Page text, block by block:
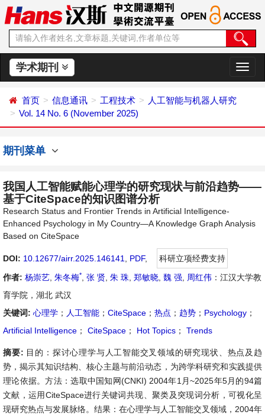
学术期刊
切
换
首页 信息通讯 工程技术
人工智能与机器人研究
Vol. 14 No. 6 (November 2025)
期刊菜单
我国人工智能赋能心理学的研究现状与前沿趋势——
基于CiteSpace的知识图谱分析
Research Status and Frontier Trends in Artificial Intelligence-
Enhanced Psychology in My Country—A Knowledge Graph Analysis
Based on CiteSpace
DOI: 10.12677/airr.2025.146141 PDF,
科研立项经费支持
作者: 杨崇艺 朱冬梅* 张 贤 朱 珠 郑敏晓 魏 强 周红伟 ：江汉大学教
育学院，湖北 武汉
关键词: 心理学 ； 人工智能 ； CiteSpace ； 热点 ； 趋势 ； Psychology ；
Artificial Intelligence ； CiteSpace ； Hot Topics ； Trends
摘要: 目的：探讨心理学与人工智能交叉领域的研究现状、热点及趋
势，揭示其知识结构、核心主题与前沿动态，为跨学科研究和实践提供
理论依据。方法：选取中国知网(CNKI) 2004年1月~2025年5月的94篇
文献，运用CiteSpace进行关键词共现、聚类及突现词分析，可视化呈
现研究热点与发展脉络。结果：在心理学与人工智能交叉领域，2004年